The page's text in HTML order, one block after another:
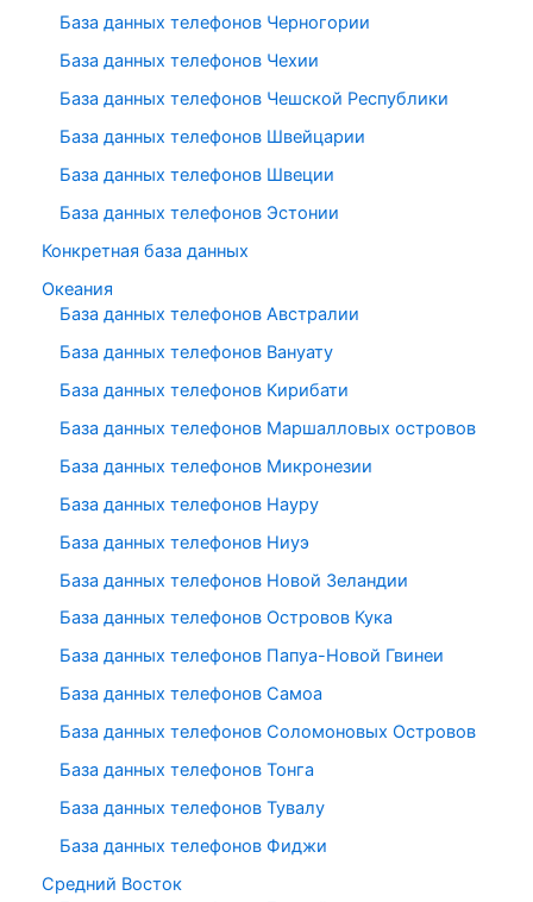
База данных телефонов Черногории
База данных телефонов Чехии
База данных телефонов Чешской Республики
База данных телефонов Швейцарии
База данных телефонов Швеции
База данных телефонов Эстонии
Конкретная база данных
Океания
База данных телефонов Австралии
База данных телефонов Вануату
База данных телефонов Кирибати
База данных телефонов Маршалловых островов
База данных телефонов Микронезии
База данных телефонов Науру
База данных телефонов Ниуэ
База данных телефонов Новой Зеландии
База данных телефонов Островов Кука
База данных телефонов Папуа-Новой Гвинеи
База данных телефонов Самоа
База данных телефонов Соломоновых Островов
База данных телефонов Тонга
База данных телефонов Тувалу
База данных телефонов Фиджи
Средний Восток